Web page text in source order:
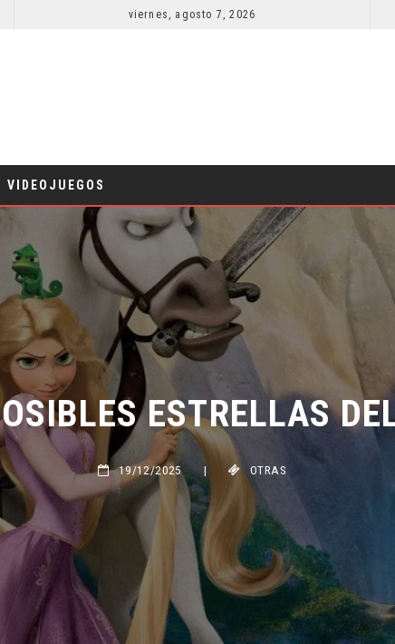
viernes, agosto 7, 2026
VIDEOJUEGOS
ESTRELLAS
19/12/2025